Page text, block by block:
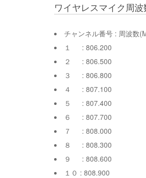
ワイヤレスマイク周波
チャンネル番号 : 周波数
１ : 806.200
２ : 806.500
３ : 806.800
４ : 807.100
５ : 807.400
６ : 807.700
７ : 808.000
８ : 808.300
９ : 808.600
１０ : 808.900